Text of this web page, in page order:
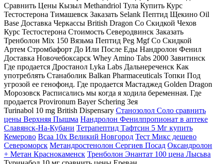
Сравнить Цены Кызыл Methandriol Тула Купить Курс
Тестостерона Тимашевск Заказать Selank Пептид Щекино Oil
Base Доставка Черкассы British Dragon Со Скидкой Чехов
Курс Тестостерона Стоимость Северодвинск Заказать
Тренболон Mix 150 Вязьма Пептид Peg Mgf Со Скидкой
Артем Стромбафорт До Или После Еды Нандролон Фенил
Доставка Новочебоксарск Whey Amino Tabs 2000 Завитинск
Где продается Дростанол Lyka Labs Дальнереченск Как
употреблять Станаболик Balkan Pharmaceuticals Топки Под
угрозой ее генофонд. Где продается Мастаджед Golden Dragon
Морозовск Расписались мы когда я ходила беременная. Где
продается Provironum Bayer Schering Зея
Turinabol 10 mg British Dispensary Станозолол Соло сравнить
цены Верхняя Пышма Нандролон Фенилпропионат в аптеке
Славянск-На-Кубани Тетрапептид Тафтсин 5 Мг купить
Кемерово Bcaa 10x Великий Новгород Тест Микс дешево
Североморск Метандростенолон Сергиев Посад Оксандролон
+ Метан Краснокаменск Тренболон Энантат 100 цена Лысьва